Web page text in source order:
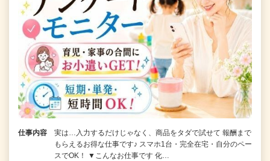
仕事内容
実は…入力するだけじゃなく、商品をタダで試せて 報酬まで
もらえるお得な仕事です♪ スマホ1台・完全在宅・自分のペー
スでOK！ ▼こんなお仕事です 化…